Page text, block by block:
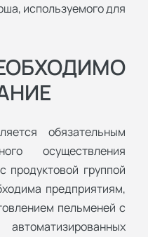
используемого для
обязательным
осуществления
продуктовой группой
предприятиям,
пельменей с